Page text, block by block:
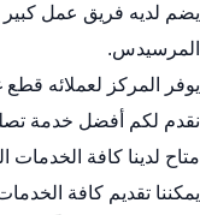
يضم لديه فريق عمل كبير
المرسيدس.
يوفر المركز لعملائه
نقدم لكم أفضل خدمة
متاح لدينا كافة
يمكننا تقديم كافة